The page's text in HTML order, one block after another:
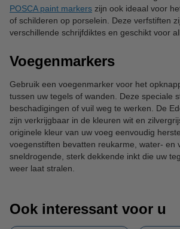
POSCA paint markers zijn ook ideaal voor
of schilderen op porselein. Deze verfstiften
verschillende schrijfdiktes en geschikt voor
Voegenmarkers
Gebruik een voegenmarker voor het
tussen uw tegels of wanden. Deze speciale
beschadigingen of vuil weg te werken. De
zijn verkrijgbaar in de kleuren wit en
originele kleur van uw voeg eenvoudig
voegenstiften bevatten reukarme, water- en
sneldrogende, sterk dekkende inkt die uw
weer laat stralen.
Ook interessant voor u